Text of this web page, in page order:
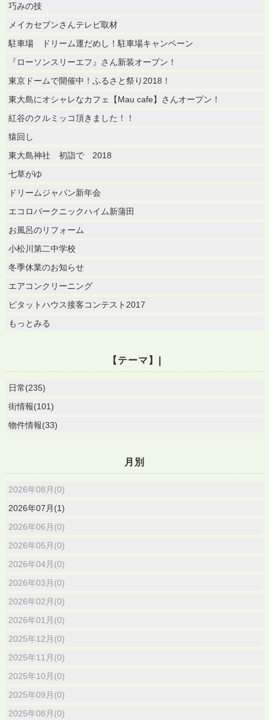
巧みの技
メイカセブンさんテレビ取材
駐車場 ドリーム運だめし！駐車場キャンペーン
『ローソンスリーエフ』さん新装オープン！
東京ドームで開催中！ふるさと祭り2018！
東大島にオシャレなカフェ【Mau cafe】さんオープン！
紅谷のクルミッコ頂きました！！
猿回し
東大島神社 初詣で 2018
七草がゆ
ドリームジャパン新年会
エコロパークニックハイム新蒲田
お風呂のリフォーム
小松川第二中学校
冬季休業のお知らせ
エアコンクリーニング
ピタットハウス接客コンテスト2017
もっとみる
【テーマ】|
日常(235)
街情報(101)
物件情報(33)
月別
2026年08月(0)
2026年07月(1)
2026年06月(0)
2026年05月(0)
2026年04月(0)
2026年03月(0)
2026年02月(0)
2026年01月(0)
2025年12月(0)
2025年11月(0)
2025年10月(0)
2025年09月(0)
2025年08月(0)